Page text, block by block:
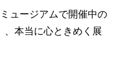
ュージアムで開催中の
、本当に心ときめく展